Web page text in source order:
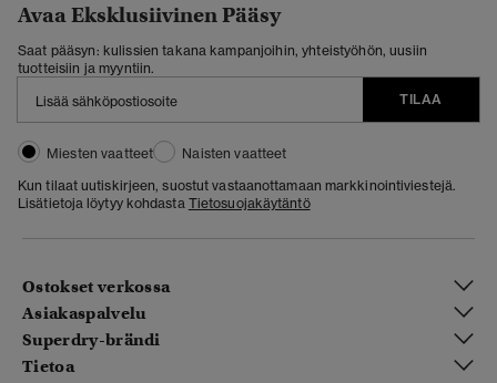
Avaa Eksklusiivinen Pääsy
Saat pääsyn: kulissien takana kampanjoihin, yhteistyöhön, uusiin
tuotteisiin ja myyntiin.
TILAA
Miesten vaatteet
Naisten vaatteet
Kun tilaat uutiskirjeen, suostut vastaanottamaan markkinointiviestejä.
Lisätietoja löytyy kohdasta Tietosuojakäytäntö
Ostokset verkossa
Asiakaspalvelu
Superdry-brändi
Tietoa